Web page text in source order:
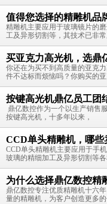
值得您选择的精雕机
精雕机主要应用于玻璃镜片的
工及异形切割等，其技术已非
买亚克力高光机，选鼎
你还在为买不到高质量的亚克
件不达标而烦恼吗？你购买的
按键高光机鼎亿员工团
鼎亿数控作为一个以生产销售
按键高光机，十多年以来，
CCD单头精雕机，哪些
CCD单头精雕机主要应用于手
玻璃的精细加工及异形切割等
为什么选择鼎亿数控精
鼎亿数控专注优质精雕机十六
量的精雕机，为客户创造更多